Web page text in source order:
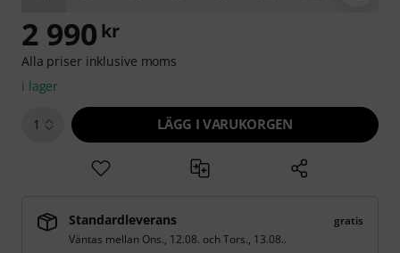
2 990 kr
Alla priser inklusive moms
i lager
1 LÄGG I VARUKORGEN
Standardleverans
gratis
Väntas mellan Ons., 12.08. ochTors., 13.08..